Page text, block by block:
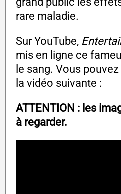
rare maladie.
Sur YouTube,
mis en ligne ce
le sang. Vous
la vidéo suivante :
ATTENTION : les
à regarder.